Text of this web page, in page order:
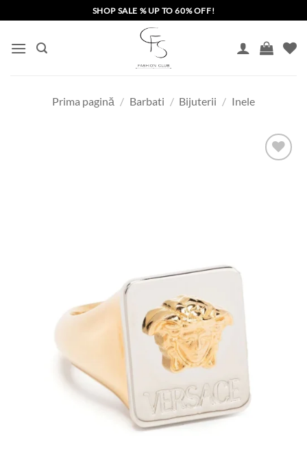
to
content
SHOP SALE % UP TO 60% OFF!
Prima pagină / Barbati / Bijuterii / Inele